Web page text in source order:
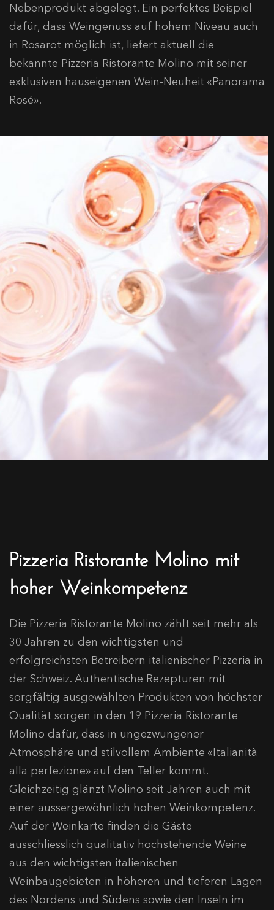
Nebenprodukt abgelegt. Ein perfektes Beispiel
dafür, dass Weingenuss auf hohem Niveau auch
in Rosarot möglich ist, liefert aktuell die
bekannte Pizzeria Ristorante Molino mit seiner
exklusiven hauseigenen Wein-Neuheit «Panorama
Rosé».
Pizzeria Ristorante Molino mit
hoher Weinkompetenz
Die Pizzeria Ristorante Molino zählt seit mehr als
30 Jahren zu den wichtigsten und
erfolgreichsten Betreibern italienischer Pizzeria in
der Schweiz. Authentische Rezepturen mit
sorgfältig ausgewählten Produkten von höchster
Qualität sorgen in den 19 Pizzeria Ristorante
Molino dafür, dass in ungezwungener
Atmosphäre und stilvollem Ambiente «Italianità
alla perfezione» auf den Teller kommt.
Gleichzeitig glänzt Molino seit Jahren auch mit
einer aussergewöhnlich hohen Weinkompetenz.
Auf der Weinkarte finden die Gäste
ausschliesslich qualitativ hochstehende Weine
aus den wichtigsten italienischen
Weinbaugebieten in höheren und tieferen Lagen
des Nordens und Südens sowie den Inseln im